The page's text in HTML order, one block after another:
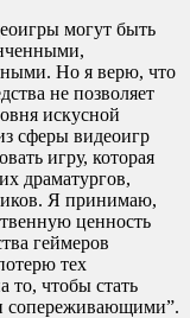
могут быть
Но я верю, что
не позволяет
искусной
сферы видеоигр
игру, которая
драматургов,
Я принимаю,
ценность
геймеров
тех
то, чтобы стать
сопереживающими”.